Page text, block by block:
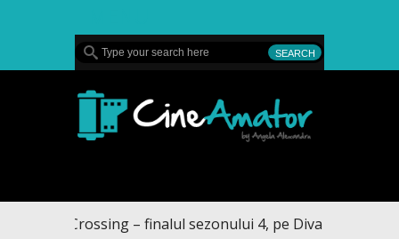
– finalul sezonului 4, pe Diva